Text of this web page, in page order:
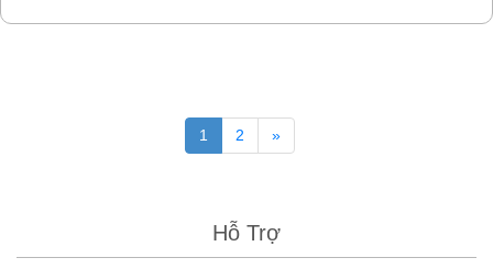
1 2 »
Hỗ Trợ